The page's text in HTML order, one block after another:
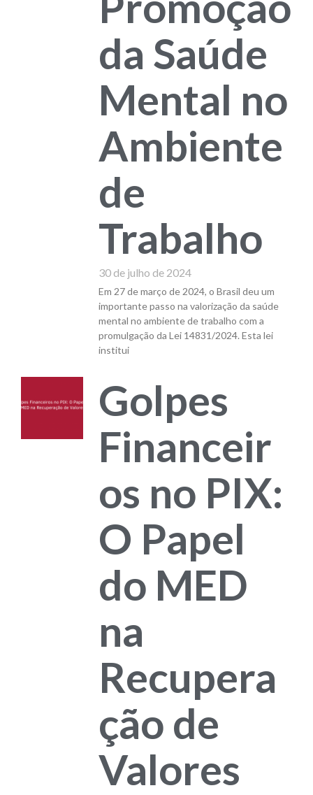
da Saúde
Mental no
Ambiente
de
Trabalho
30 de julho de 2024
Em 27 de março de 2024, o Brasil deu um
importante passo na valorização da saúde
mental no ambiente de trabalho com a
promulgação da Lei 14831/2024. Esta lei
institui
Golpes
Financeir
os no PIX:
O Papel
do MED
na
Recupera
ção de
Valores